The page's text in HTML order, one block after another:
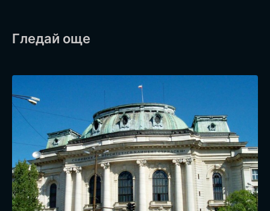
Гледай още